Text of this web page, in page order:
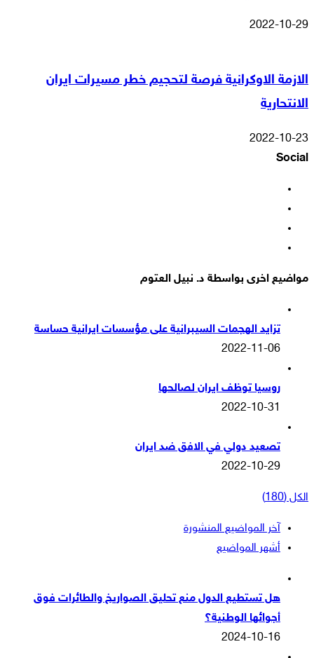
2022-10-29
الازمة الاوكرانية فرصة لتحجيم خطر مسيرات ايران
الانتحارية
2022-10-23
Social
مواضيع اخرى بواسطة د. نبيل العتوم
تزايد الهجمات السيبرانية على مؤسسات ايرانية حساسة
2022-11-06
روسيا توظف ايران لصالحها
2022-10-31
تصعيد دولي في الافق ضد ايران
2022-10-29
الكل (180)
آخر المواضيع المنشورة
أشهر المواضيع
هل تستطيع الدول منع تحليق الصواريخ والطائرات فوق
أجوائها الوطنية؟
2024-10-16